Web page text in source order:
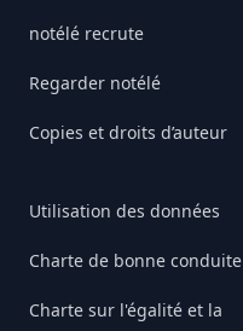
notélé recrute
Regarder notélé
Copies et droits d’auteur
Utilisation des données
Charte de bonne conduite
Charte sur l'égalité et la